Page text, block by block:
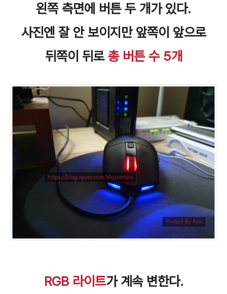
왼쪽 측면에 버튼 두 개가 있다.
사진엔 잘 안 보이지만 앞쪽이 앞으로
뒤쪽이 뒤로총 버튼 수 5개
RGB 라이트가 계속 변한다.